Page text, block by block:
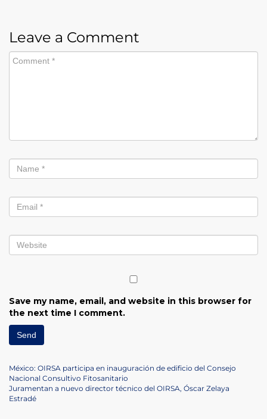
Leave a Comment
Save my name, email, and website in this browser for
the next time I comment.
Post
navigation
Previous
Post
México: OIRSA participa en inauguración de edificio del Consejo
Nacional Consultivo Fitosanitario
Next
Post
Juramentan a nuevo director técnico del OIRSA, Óscar Zelaya
Estradé